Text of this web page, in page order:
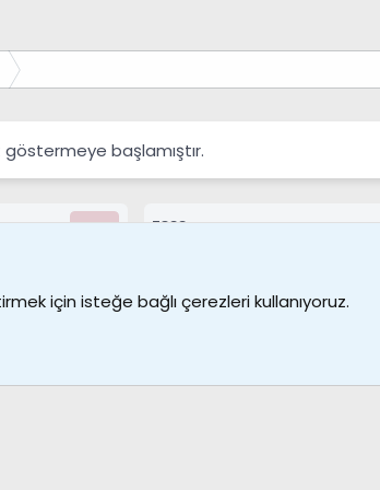
göstermeye başlamıştır.
7388
Bize ulaşın
için isteğe bağlı çerezleri kullanıyoruz.